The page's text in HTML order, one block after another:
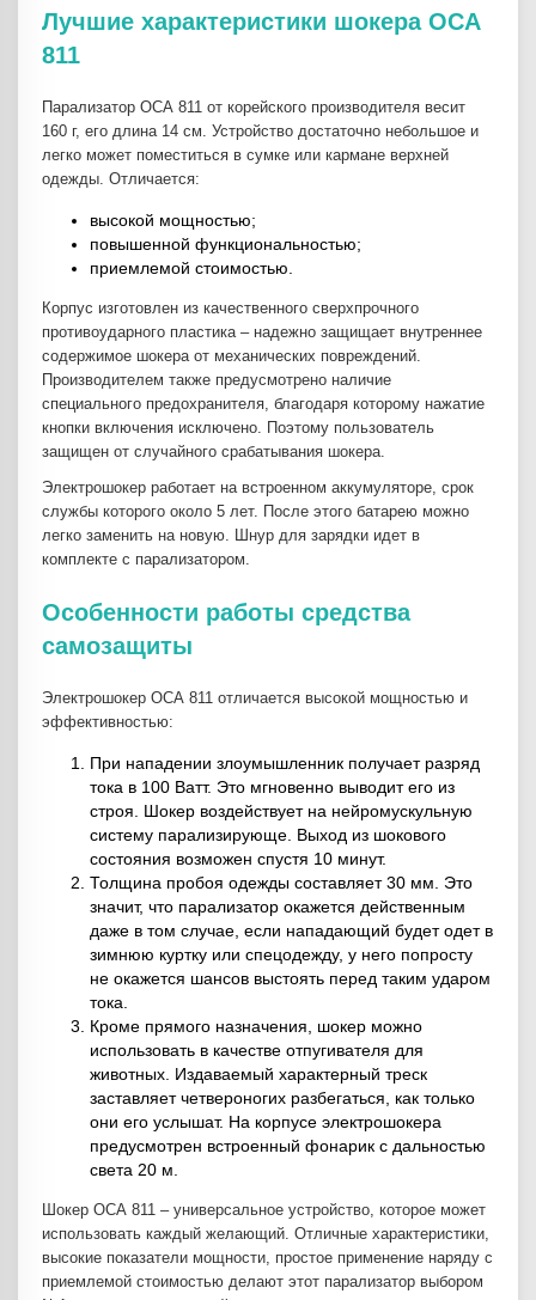
Лучшие характеристики шокера ОСА
811
Парализатор ОСА 811 от корейского производителя весит
160 г, его длина 14 см. Устройство достаточно небольшое и
легко может поместиться в сумке или кармане верхней
одежды. Отличается:
высокой мощностью;
повышенной функциональностью;
приемлемой стоимостью.
Корпус изготовлен из качественного сверхпрочного
противоударного пластика – надежно защищает внутреннее
содержимое шокера от механических повреждений.
Производителем также предусмотрено наличие
специального предохранителя, благодаря которому нажатие
кнопки включения исключено. Поэтому пользователь
защищен от случайного срабатывания шокера.
Электрошокер работает на встроенном аккумуляторе, срок
службы которого около 5 лет. После этого батарею можно
легко заменить на новую. Шнур для зарядки идет в
комплекте с парализатором.
Особенности работы средства
самозащиты
Электрошокер ОСА 811 отличается высокой мощностью и
эффективностью:
При нападении злоумышленник получает разряд
тока в 100 Ватт. Это мгновенно выводит его из
строя. Шокер воздействует на нейромускульную
систему парализирующе. Выход из шокового
состояния возможен спустя 10 минут.
Толщина пробоя одежды составляет 30 мм. Это
значит, что парализатор окажется действенным
даже в том случае, если нападающий будет одет в
зимнюю куртку или спецодежду, у него попросту
не окажется шансов выстоять перед таким ударом
тока.
Кроме прямого назначения, шокер можно
использовать в качестве отпугивателя для
животных. Издаваемый характерный треск
заставляет четвероногих разбегаться, как только
они его услышат. На корпусе электрошокера
предусмотрен встроенный фонарик с дальностью
света 20 м.
Шокер ОСА 811 – универсальное устройство, которое может
использовать каждый желающий. Отличные характеристики,
высокие показатели мощности, простое применение наряду с
приемлемой стоимостью делают этот парализатор выбором